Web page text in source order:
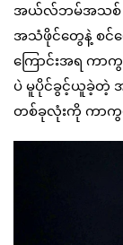
အယ်လ်ဘမ်အသစ်
အသံဖိုင်တွေနဲ့ စင်ပ
ကြောင်းအရ ကာ
ပဲ မူပိုင်ခွင့်ယူခဲ့တဲ့
တစ်ခုလုံးကို ကာကွယ်